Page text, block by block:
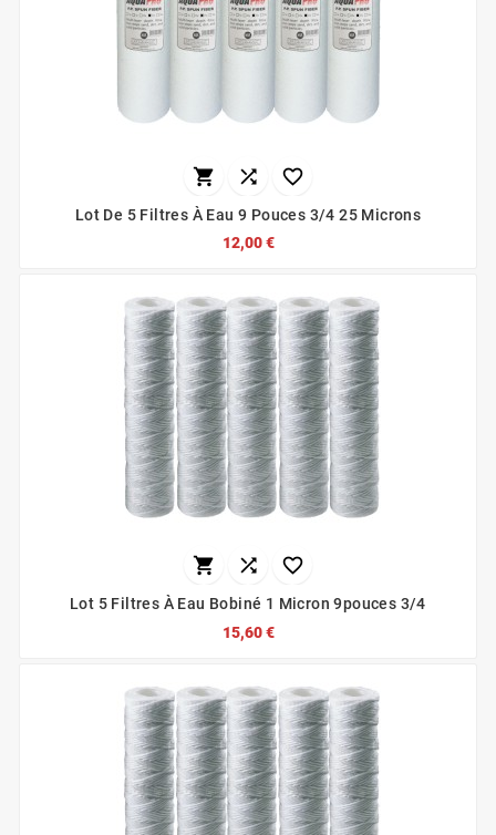
  
Lot De 5 Filtres À Eau 9 Pouces 3/4 25 Microns
12,00 €
  
Lot 5 Filtres À Eau Bobiné 1 Micron 9pouces 3/4
15,60 €